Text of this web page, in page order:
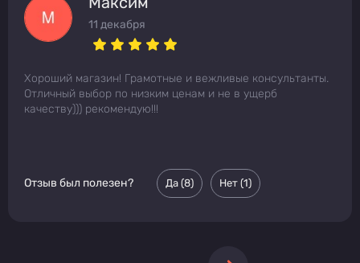
11 декабря
Хороший магазин! Грамотные и вежливые консультанты.
Отличный выбор по низким ценам и не в ущерб
качеству))) рекомендую!!!
Отзыв был полезен? Да (8) Нет (1)